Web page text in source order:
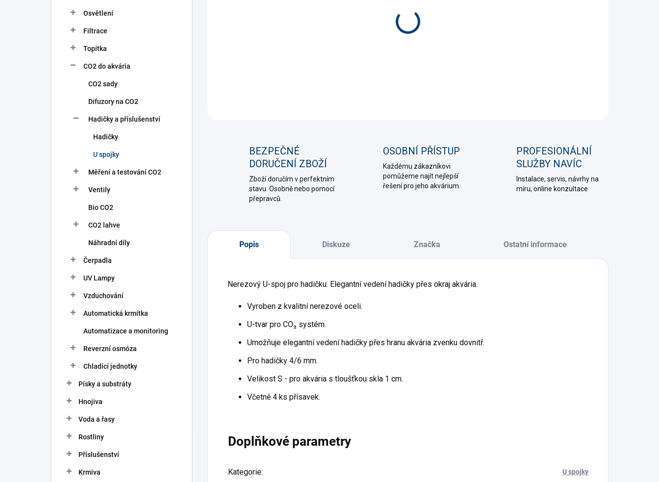
Osvětlení
Filtrace
Topítka
CO2 do akvária
CO2 sady
Difuzory na CO2
Hadičky a příslušenství
Hadičky
U spojky
Měření a testování CO2
Ventily
Bio CO2
CO2 lahve
Náhradní díly
Čerpadla
UV Lampy
Vzduchování
Automatická krmítka
Automatizace a monitoring
Reverzní osmóza
Chladící jednotky
Písky a substráty
Hnojiva
Voda a řasy
Rostliny
Příslušenství
Krmiva
BEZPEČNÉ
DORUČENÍ ZBOŽÍ
Zboží doručím v perfektním
stavu. Osobně nebo pomocí
přepravců.
OSOBNÍ PŘÍSTUP
Každému zákazníkovi
pomůžeme najít nejlepší
řešení pro jeho akvárium.
PROFESIONÁLNÍ
SLUŽBY NAVÍC
Instalace, servis, návrhy na
míru, online konzultace
Popis Diskuze Značka Ostatní informace
Nerezový U-spoj pro hadičku. Elegantní vedení hadičky přes okraj akvária.
Vyroben z kvalitní nerezové oceli.
U-tvar pro CO₂ systém.
Umožňuje elegantní vedení hadičky přes hranu akvária zvenku dovnitř.
Pro hadičky 4/6 mm.
Velikost S - pro akvária s tloušťkou skla 1 cm.
Včetně 4 ks přísavek.
Doplňkové parametry
Kategorie: U spojky